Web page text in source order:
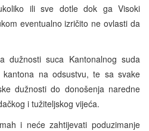
ili sve dotle dok ga Visoki
eventualno izričito ne ovlasti da
dužnosti suca Kantonalnog suda
kantona na odsustvu, te sa svake
dužnosti do donošenja naredne
i tužiteljskog vijeća.
i neće zahtijevati poduzimanje